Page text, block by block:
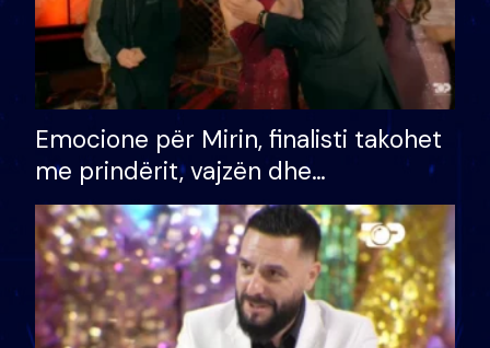
Emocione për Mirin, finalisti takohet
me prindërit, vajzën dhe
bashkëshorten: S’kemi ndonjë letër
divorci apo jo?